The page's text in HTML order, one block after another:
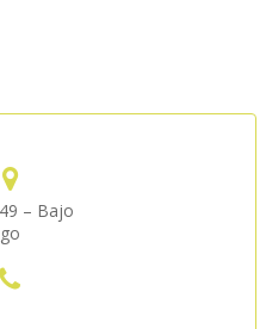
– Bajo